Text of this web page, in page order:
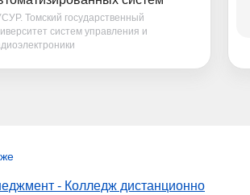
Томский государственный
систем управления и
- Колледж дистанционно